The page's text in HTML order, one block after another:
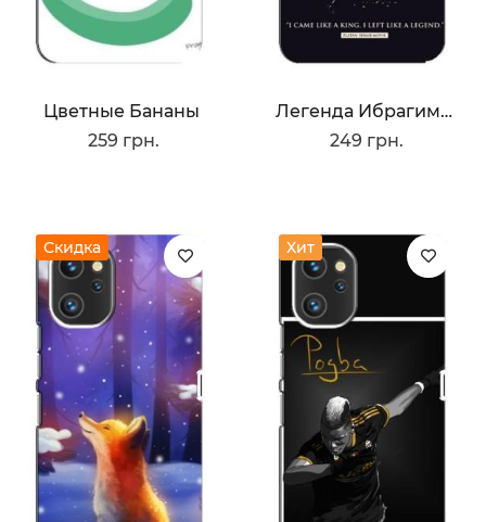
Цветные Бананы
259 грн.
Легенда Ибрагимович
249 грн.
Скидка Хит